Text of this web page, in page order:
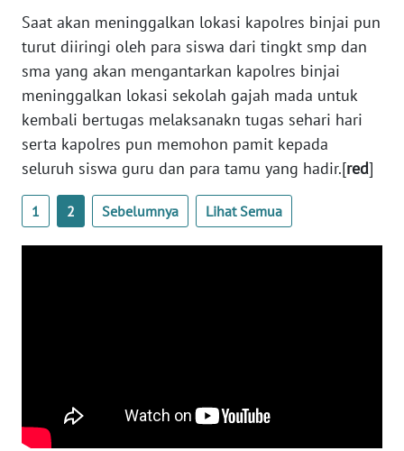
Saat akan meninggalkan lokasi kapolres binjai pun
turut diiringi oleh para siswa dari tingkt smp dan
sma yang akan mengantarkan kapolres binjai
meninggalkan lokasi sekolah gajah mada untuk
kembali bertugas melaksanakn tugas sehari hari
serta kapolres pun memohon pamit kepada
seluruh siswa guru dan para tamu yang hadir.[red]
1 2 Sebelumnya Lihat Semua
SULSEL
WN
GORONTALO
WN
WN